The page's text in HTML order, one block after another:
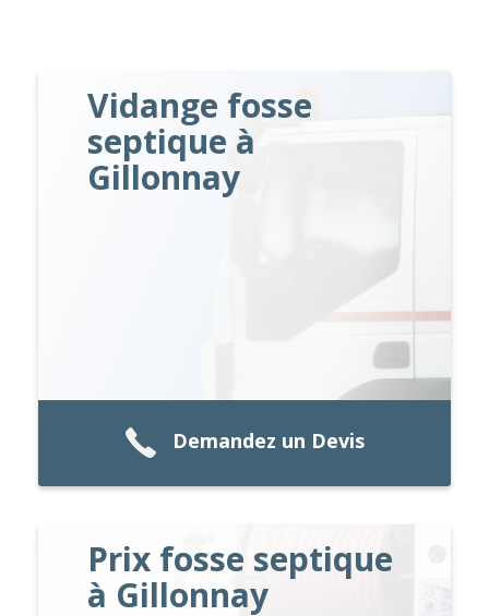
Vidange fosse
septique à
Gillonnay
Demandez un Devis
Prix fosse septique
à Gillonnay